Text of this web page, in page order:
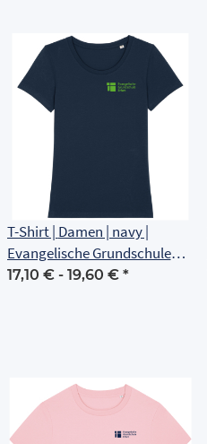
T-Shirt | Damen | navy |
Evangelische Grundschule
Erfurt
17,10 € - 19,60 € *